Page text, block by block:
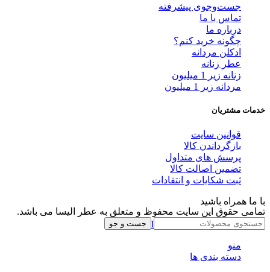
جست‌وجوی پیشرفته
تماس با ما
درباره ما
چگونه خرید کنم؟
ادکلن مردانه
عطر زنانه
زنانه زیر 1 میلیون
مردانه زیر 1 میلیون
خدمات مشتریان
قوانین سایت
بازگرداندن کالا
پرسش های متداول
تضمین اصالت کالا
ثبت شکایات و انتقادات
با ما همراه باشید
Telegram Whatsapp Instagram
تمامی حقوق این سایت محفوظ و متعلق به عطر الیسا می باشد.
جست و جو
منو
دسته بندی ها